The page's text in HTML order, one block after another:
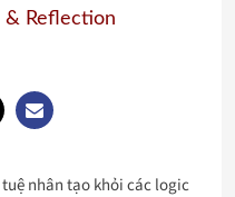
& Reflection
nhân tạo khỏi các logic